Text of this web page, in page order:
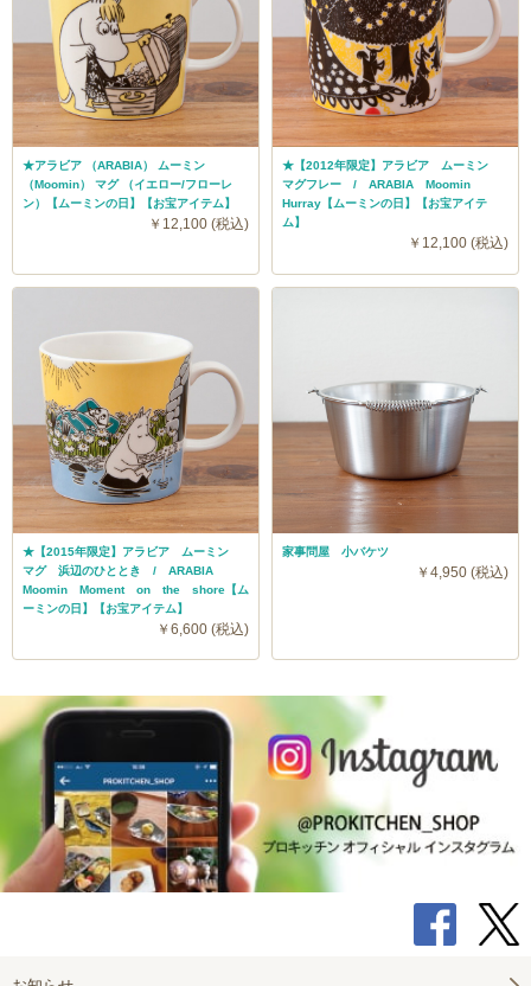
★アラビア （ARABIA） ムーミン
（Moomin） マグ （イエロー/フローレ
ン）【ムーミンの日】【お宝アイテム】
￥12,100 (税込)
★【2012年限定】アラビア ムーミン
マグフレー / ARABIA Moomin
Hurray【ムーミンの日】【お宝アイテ
ム】
￥12,100 (税込)
★【2015年限定】アラビア ムーミン
マグ 浜辺のひととき / ARABIA
Moomin Moment on the shore【ム
ーミンの日】【お宝アイテム】
￥6,600 (税込)
家事問屋 小バケツ
￥4,950 (税込)